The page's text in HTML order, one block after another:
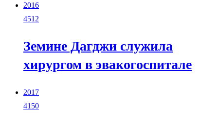
2016
4512
Земине Дагджи служила
хирургом в эвакогоспитале
2017
4150